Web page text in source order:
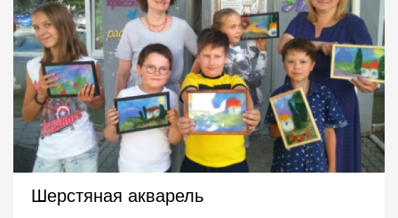
Шерстяная акварель